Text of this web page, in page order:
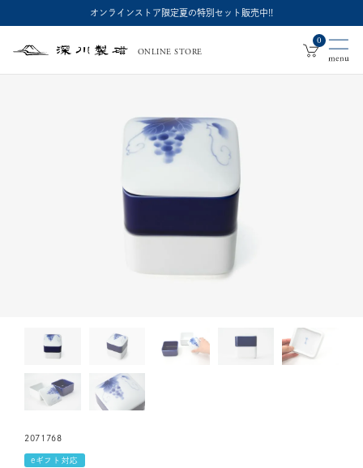
オンラインストア限定夏の特別セット販売中!!
深
ONLINE STORE
0
2071768
eギフト対応